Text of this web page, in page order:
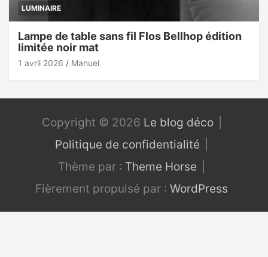
LUMINAIRE
Lampe de table sans fil Flos Bellhop édition
limitée noir mat
1 avril 2026 Manuel
Copyright © 2026 Le blog déco
Politique de confidentialité
Thème par : Theme Horse
Fièrement propulsé par : WordPress